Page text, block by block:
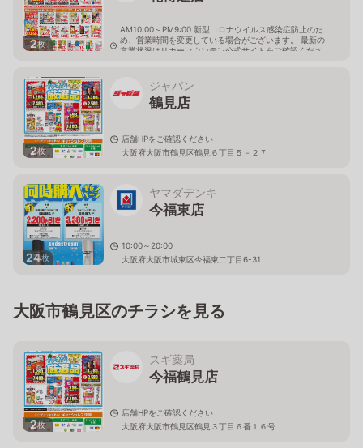
2枚
AM10:00～PM9:00 新型コロナウイルス感染症防止のた
め、営業時間を変更している場合がございます。 最新の
営業状況はリカーマウンテン公式サイトをご確認くださ
2枚
ジャパン
鶴見店
店舗HPをご確認ください
大阪府大阪市鶴見区鶴見６丁目５－２７
24枚
ヤマダデンキ
今福東店
10:00～20:00
大阪府大阪市城東区今福東二丁目6-31
大阪市鶴見区のチラシを見る
2枚
スギ薬局
今福鶴見店
店舗HPをご確認ください
大阪府大阪市鶴見区鶴見３丁目６番１６号